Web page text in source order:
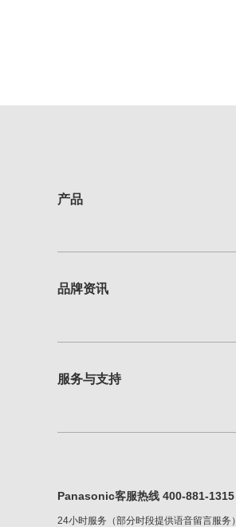
产品
品牌资讯
服务与支持
Panasonic客服热线 400-881-1315
24小时服务（部分时段提供语音留言服务）